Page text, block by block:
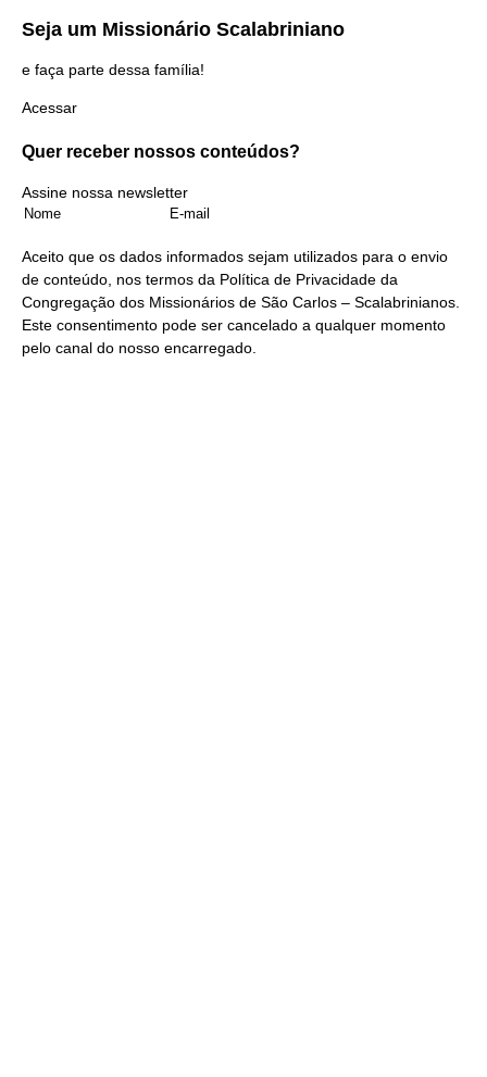
Seja um Missionário Scalabriniano
e faça parte dessa família!
Acessar
Quer receber nossos conteúdos?
Assine nossa newsletter
Aceito que os dados informados sejam utilizados para o envio
de conteúdo, nos termos da Política de Privacidade da
Congregação dos Missionários de São Carlos – Scalabrinianos.
Este consentimento pode ser cancelado a qualquer momento
pelo canal do nosso encarregado.